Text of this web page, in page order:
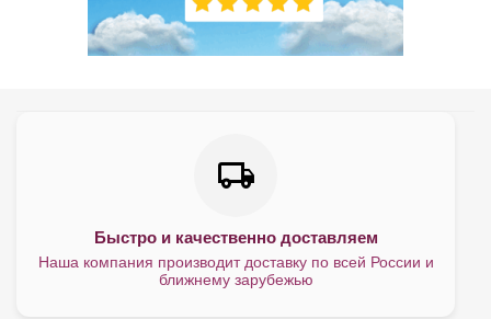
Быстро и качественно доставляем
Наша компания производит доставку по всей России и
ближнему зарубежью